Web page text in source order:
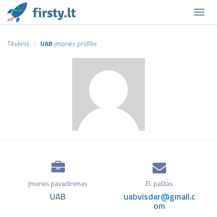
Titulinis UAB įmonės profilis
Įmonės pavadinimas
UAB
El. paštas
uabvisdar@gmail.c
om